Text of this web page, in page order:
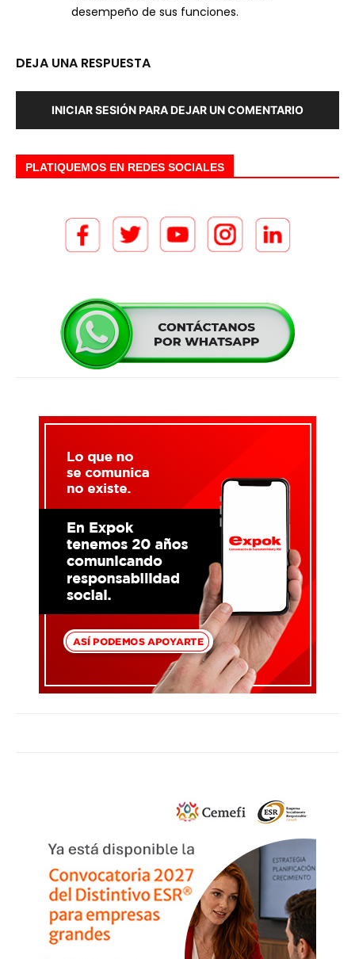
desempeño de sus funciones.
DEJA UNA RESPUESTA
INICIAR SESIÓN PARA DEJAR UN COMENTARIO
PLATIQUEMOS EN REDES SOCIALES